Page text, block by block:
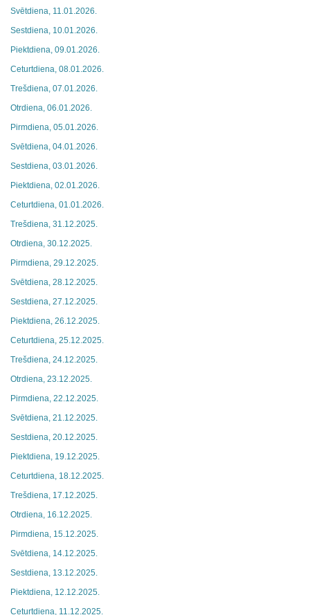
Svētdiena, 11.01.2026.
Sestdiena, 10.01.2026.
Piektdiena, 09.01.2026.
Ceturtdiena, 08.01.2026.
Trešdiena, 07.01.2026.
Otrdiena, 06.01.2026.
Pirmdiena, 05.01.2026.
Svētdiena, 04.01.2026.
Sestdiena, 03.01.2026.
Piektdiena, 02.01.2026.
Ceturtdiena, 01.01.2026.
Trešdiena, 31.12.2025.
Otrdiena, 30.12.2025.
Pirmdiena, 29.12.2025.
Svētdiena, 28.12.2025.
Sestdiena, 27.12.2025.
Piektdiena, 26.12.2025.
Ceturtdiena, 25.12.2025.
Trešdiena, 24.12.2025.
Otrdiena, 23.12.2025.
Pirmdiena, 22.12.2025.
Svētdiena, 21.12.2025.
Sestdiena, 20.12.2025.
Piektdiena, 19.12.2025.
Ceturtdiena, 18.12.2025.
Trešdiena, 17.12.2025.
Otrdiena, 16.12.2025.
Pirmdiena, 15.12.2025.
Svētdiena, 14.12.2025.
Sestdiena, 13.12.2025.
Piektdiena, 12.12.2025.
Ceturtdiena, 11.12.2025.